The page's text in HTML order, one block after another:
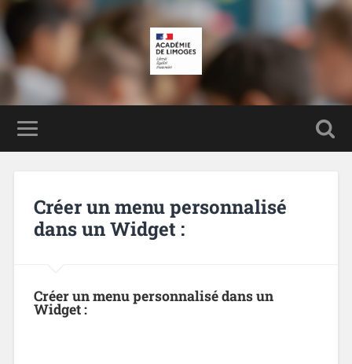
Créer un menu personnalisé
dans un Widget :
Créer un menu personnalisé dans un
Widget :